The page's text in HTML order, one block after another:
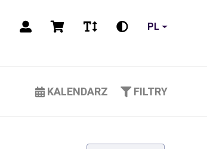
PL
KALENDARZ FILTRY